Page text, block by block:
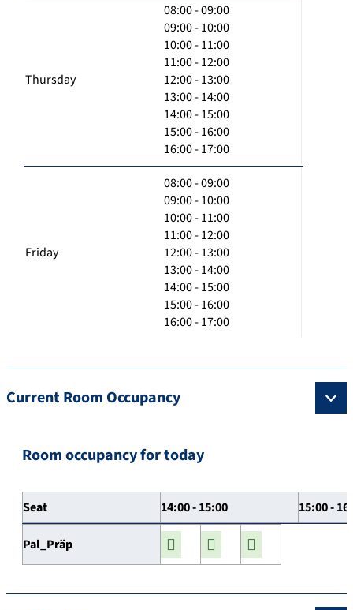
Thursday
08:00 - 09:00
09:00 - 10:00
10:00 - 11:00
11:00 - 12:00
12:00 - 13:00
13:00 - 14:00
14:00 - 15:00
15:00 - 16:00
16:00 - 17:00
Friday
08:00 - 09:00
09:00 - 10:00
10:00 - 11:00
11:00 - 12:00
12:00 - 13:00
13:00 - 14:00
14:00 - 15:00
15:00 - 16:00
16:00 - 17:00
Current Room Occupancy
Room occupancy for today
Seat 14:00 - 15:00 15:00 -
Pal_Präp